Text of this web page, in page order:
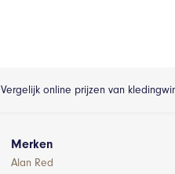
Vergelijk online prijzen van
Merken
Alan Red